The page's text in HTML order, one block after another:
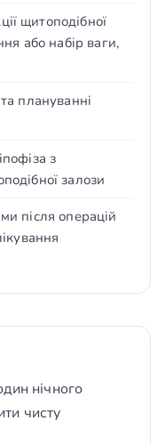
щитоподібної
або набір ваги,
плануванні
з
залози
після операцій
нічного
чисту